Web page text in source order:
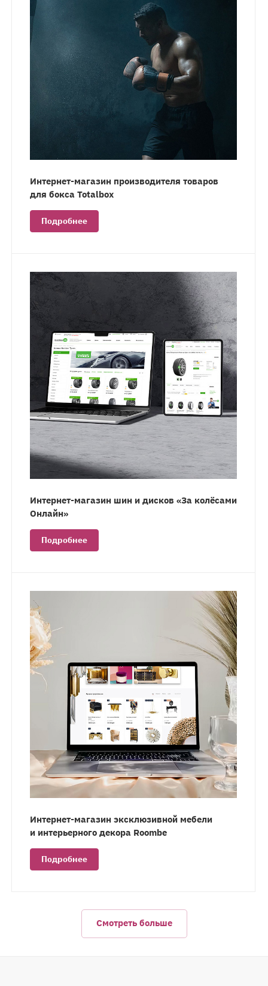
Интернет-магазин производителя товаров
для бокса Totalbox
Подробнее
Интернет-магазин шин и дисков «За колёсами
Онлайн»
Подробнее
Интернет-магазин эксклюзивной мебели
и интерьерного декора Roombe
Подробнее
Смотреть больше